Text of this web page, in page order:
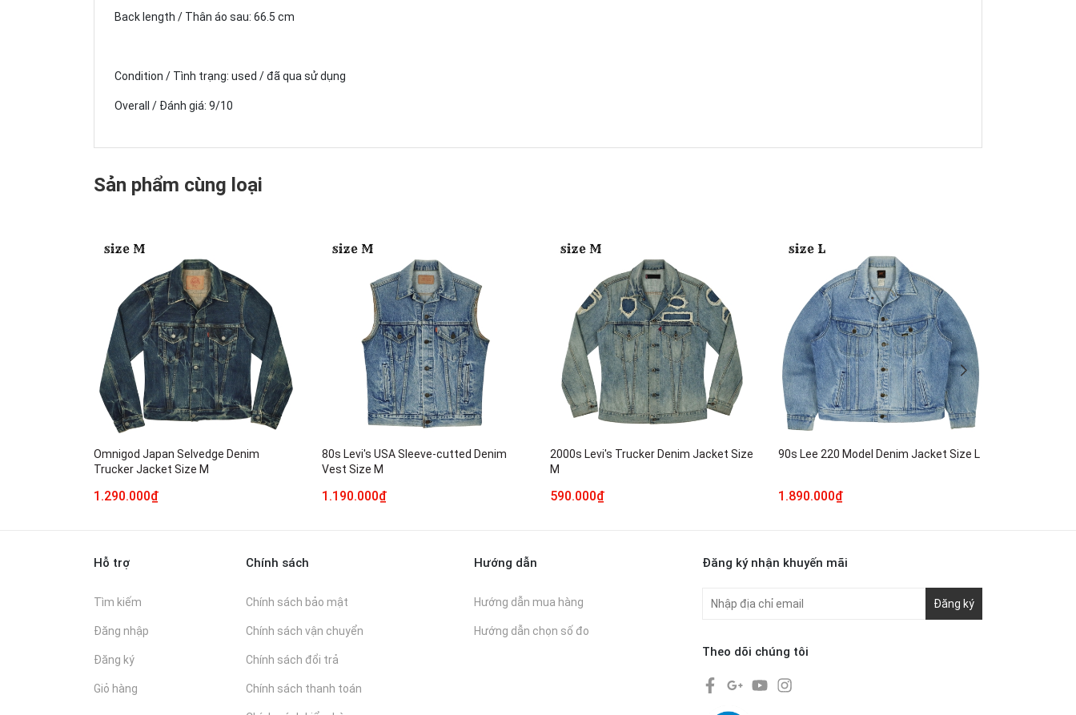
Back length / Thân áo sau: 66.5 cm
Condition / Tình trạng: used / đã qua sử dụng
Overall / Đánh giá: 9/10
Sản phẩm cùng loại
Omnigod Japan Selvedge Denim
Trucker Jacket Size M
1.290.000₫
80s Levi's USA Sleeve-cutted Denim
Vest Size M
1.190.000₫
2000s Levi's Trucker Denim Jacket Size
M
590.000₫
90s Lee 220 Model Denim Jacket Size L
1.890.000₫
Hỗ trợ
Tìm kiếm
Đăng nhập
Đăng ký
Giỏ hàng
Chính sách
Chính sách bảo mật
Chính sách vận chuyển
Chính sách đổi trả
Chính sách thanh toán
Hướng dẫn
Hướng dẫn mua hàng
Hướng dẫn chọn số đo
Đăng ký nhận khuyến mãi
Đăng ký
Theo dõi chúng tôi